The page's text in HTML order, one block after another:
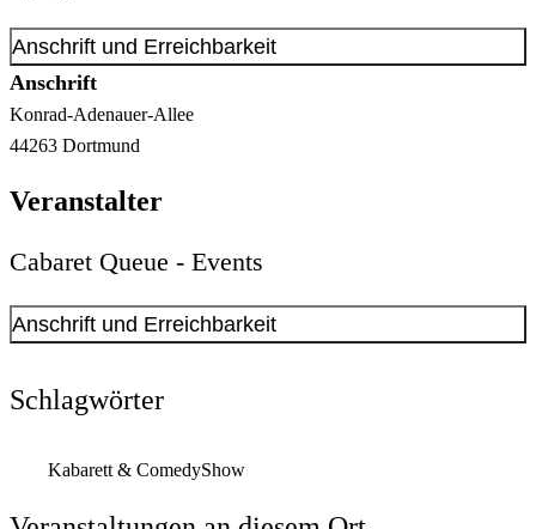
Anschrift und Erreichbarkeit
Anschrift
Konrad-Adenauer-Allee
44263 Dortmund
Veranstalter
Cabaret Queue - Events
Anschrift und Erreichbarkeit
Anschrift
Schlagwörter
Kabarett & ComedyShow